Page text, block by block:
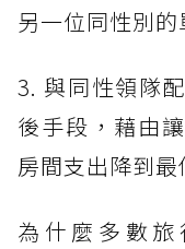
另一位同性別的
3. 與同性領隊
後手段，藉由
房間支出降到最
為什麼多數